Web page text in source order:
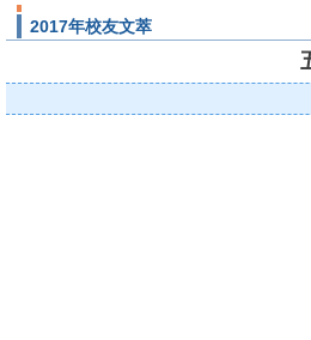
2017年校友文萃